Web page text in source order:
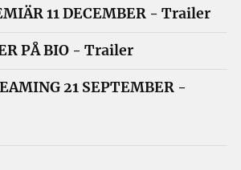
11 DECEMBER - Trailer
PÅ BIO - Trailer
21 SEPTEMBER -